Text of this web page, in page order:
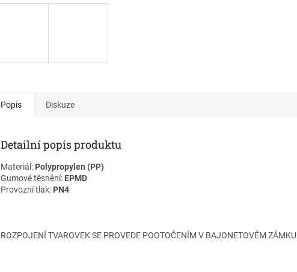
Popis Diskuze
Detailní popis produktu
Materiál: Polypropylen (PP)
Gumové těsnění: EPMD
Provozní tlak: PN4
ROZPOJENÍ TVAROVEK SE PROVEDE POOTOČENÍM V BAJONETOVÉM ZÁMKU